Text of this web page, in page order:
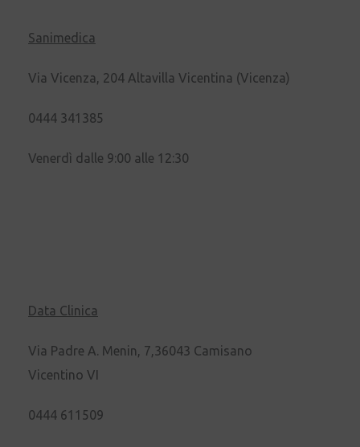
Sanimedica
Via Vicenza, 204 Altavilla Vicentina (Vicenza)
0444 341385
Venerdì dalle 9:00 alle 12:30
Data Clinica
Via Padre A. Menin, 7,36043 Camisano
Vicentino VI
0444 611509